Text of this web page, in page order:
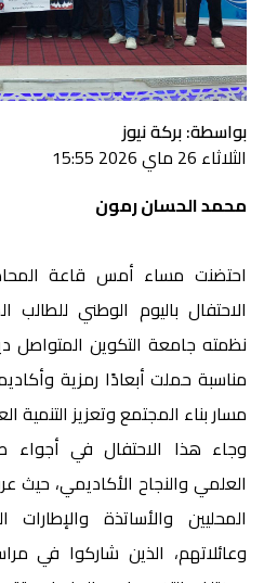
بواسطة: بركة نيوز
الثلاثاء 26 ماي 2026 15:55
محمد الحسان رمون
احتضنت مساء أمس قاعة
نظمته جامعة التكوين
مناسبة حملت أبعادًا رمزية
مسار بناء المجتمع وتعزيز التنمية
وجاء هذا الاحتفال في أجواء
العلمي والنجاح الأكاديمي،
المحليين والأساتذة
وعائلاتهم، الذين شاركوا في